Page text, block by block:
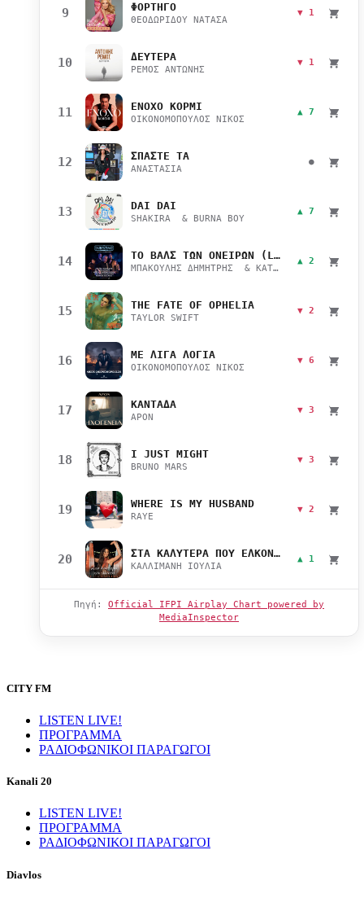
9 ΦΟΡΤΗΓΟ
ΘΕΟΔΩΡΙΔΟΥ ΝΑΤΑΣΑ
▼ 1
10 ΔΕΥΤΕΡΑ
ΡΕΜΟΣ ΑΝΤΩΝΗΣ
▼ 1
11 ΕΝΟΧΟ ΚΟΡΜΙ
ΟΙΚΟΝΟΜΟΠΟΥΛΟΣ ΝΙΚΟΣ
▲ 7
12 ΣΠΑΣΤΕ ΤΑ
ΑΝΑΣΤΑΣΙΑ
●
13 DAI DAI
SHAKIRA & BURNA BOY
▲ 7
14 ΤΟ ΒΑΛΣ ΤΩΝ ΟΝΕΙΡΩΝ (LIVE)
ΜΠΑΚΟΥΛΗΣ ΔΗΜΗΤΡΗΣ & ΚΑΤΣΙΜΙΧΑ ΜΑΡΙΑΝΑ
▲ 2
15 THE FATE OF OPHELIA
TAYLOR SWIFT
▼ 2
16 ΜΕ ΛΙΓΑ ΛΟΓΙΑ
ΟΙΚΟΝΟΜΟΠΟΥΛΟΣ ΝΙΚΟΣ
▼ 6
17 ΚΑΝΤΑΔΑ
APON
▼ 3
18 I JUST MIGHT
BRUNO MARS
▼ 3
19 WHERE IS MY HUSBAND
RAYE
▼ 2
20 ΣΤΑ ΚΑΛΥΤΕΡΑ ΠΟΥ ΕΛΚΟΝΤΑΙ
ΚΑΛΛΙΜΑΝΗ ΙΟΥΛΙΑ
▲ 1
Πηγή: Official IFPI Airplay Chart powered by
MediaInspector
CITY FM
LISTEN LIVE!
ΠΡΟΓΡΑΜΜΑ
ΡΑΔΙΟΦΩΝΙΚΟΙ ΠΑΡΑΓΩΓΟΙ
Kanali 20
LISTEN LIVE!
ΠΡΟΓΡΑΜΜΑ
ΡΑΔΙΟΦΩΝΙΚΟΙ ΠΑΡΑΓΩΓΟΙ
Diavlos